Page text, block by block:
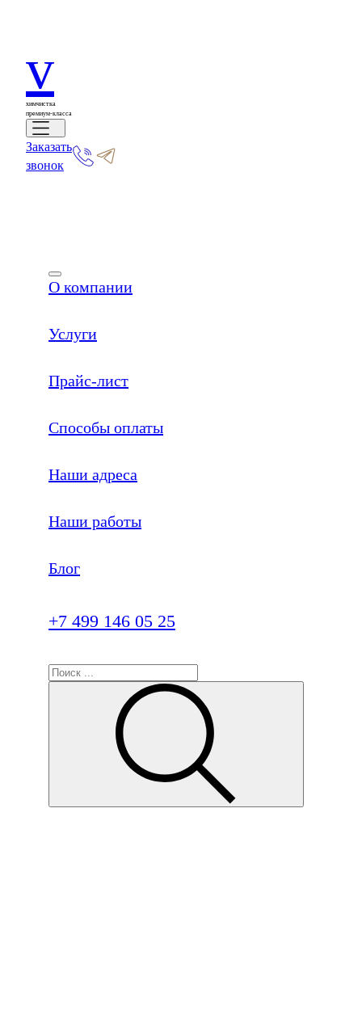
v
химчистка
премиум-класса
Заказать
звонок
О компании
Услуги
Прайс-лист
Способы оплаты
Наши адреса
Наши работы
Блог
+7 499 146 05 25